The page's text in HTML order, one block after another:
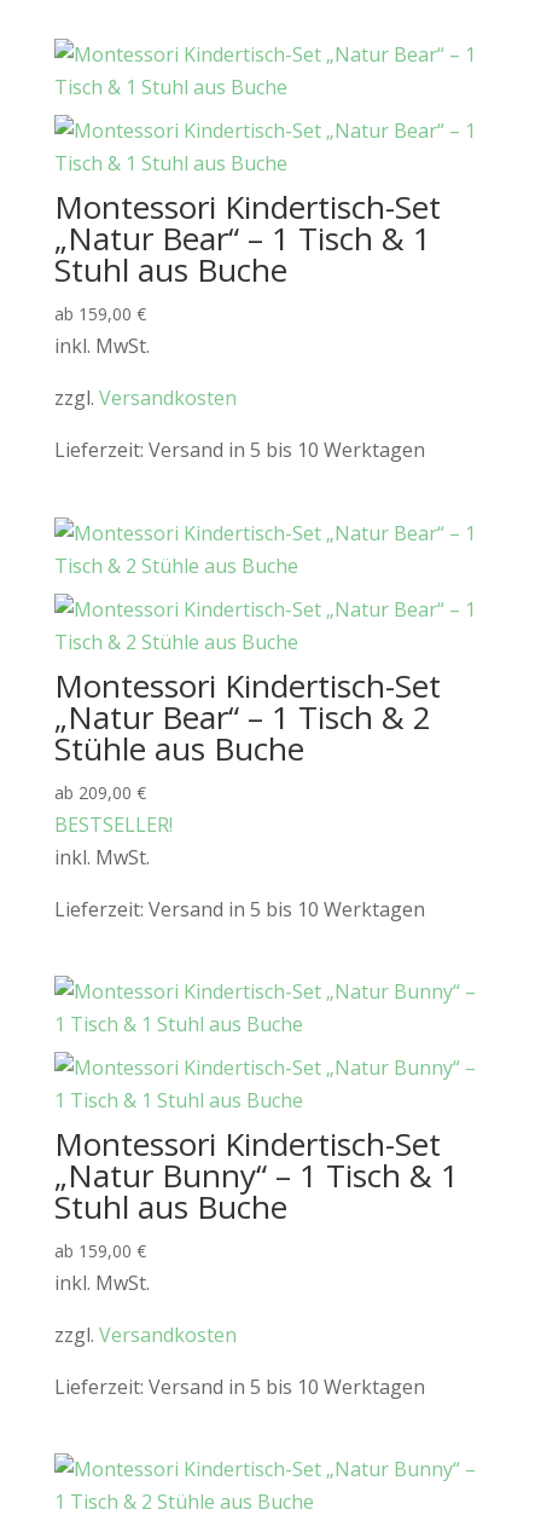
Montessori Kindertisch-Set
„Natur Bear“ – 1 Tisch & 1
Stuhl aus Buche
ab 159,00 €
inkl. MwSt.
zzgl. Versandkosten
Lieferzeit: Versand in 5 bis 10 Werktagen
Montessori Kindertisch-Set
„Natur Bear“ – 1 Tisch & 2
Stühle aus Buche
ab 209,00 €
BESTSELLER!
inkl. MwSt.
Lieferzeit: Versand in 5 bis 10 Werktagen
Montessori Kindertisch-Set
„Natur Bunny“ – 1 Tisch & 1
Stuhl aus Buche
ab 159,00 €
inkl. MwSt.
zzgl. Versandkosten
Lieferzeit: Versand in 5 bis 10 Werktagen